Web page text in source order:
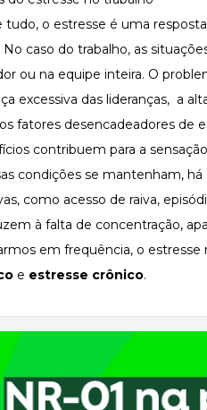
tudo, o estresse é uma
caso do trabalho, as
ou na equipe inteira. O
excessiva das lideranças, a
fatores desencadeadores de
contribuem para a
condições se mantenham,
como acesso de raiva,
à falta de concentração,
em frequência, o
e estresse crônico.